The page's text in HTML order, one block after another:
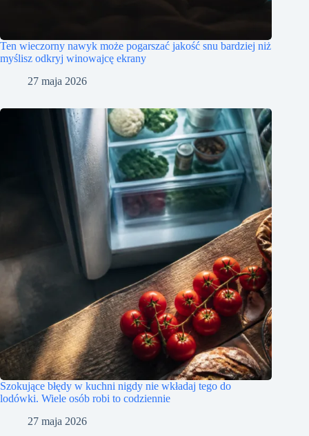
Ten wieczorny nawyk może pogarszać jakość snu bardziej niż
myślisz odkryj winowajcę ekrany
27 maja 2026
Szokujące błędy w kuchni nigdy nie wkładaj tego do
lodówki. Wiele osób robi to codziennie
27 maja 2026